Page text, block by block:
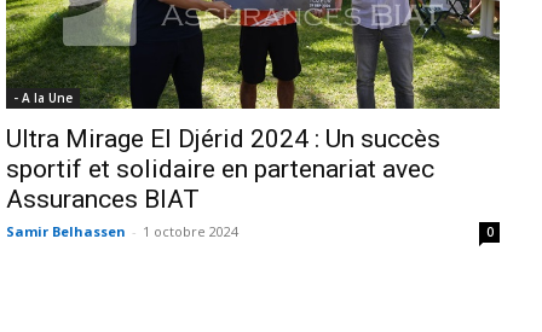
- A la Une
Ultra Mirage El Djérid 2024 : Un succès
sportif et solidaire en partenariat avec
Assurances BIAT
Samir Belhassen - 1 octobre 2024 0